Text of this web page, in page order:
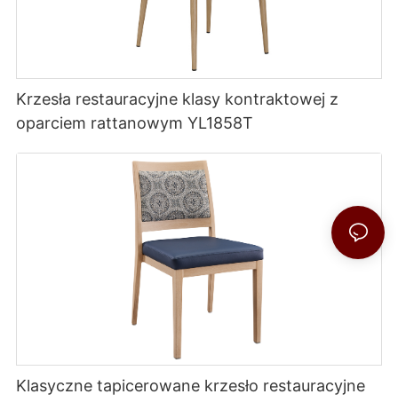
Krzesła restauracyjne klasy kontraktowej z
oparciem rattanowym YL1858T
Klasyczne tapicerowane krzesło restauracyjne